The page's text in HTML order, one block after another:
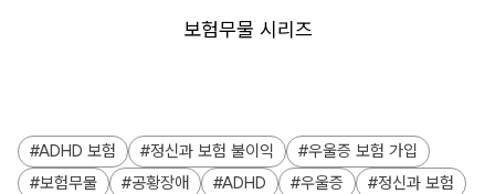
보험무물 시리즈
ADHD 보험 정신과 보험 불이익
우울증 보험 가입
보험무물
공황장애 ADHD 우울증
정신과 보험